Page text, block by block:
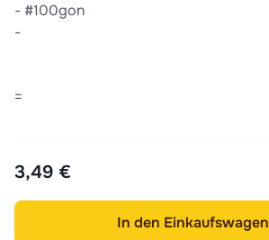
- #100gon
-
=
3,49 €
In den Einkaufswagen